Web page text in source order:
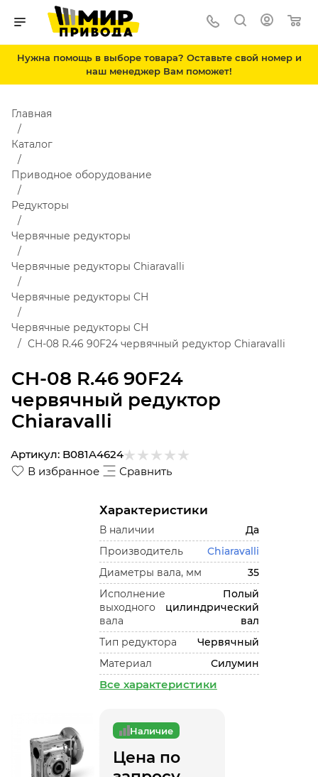
Нужна помощь в выборе товара? Оставьте свой номер и
наш менеджер Вам поможет!
CH-08 R.46 90F24
червячный редуктор
Chiaravalli
Главная
Каталог
Приводное оборудование
Редукторы
Червячные редукторы
Червячные редукторы Chiaravalli
Червячные редукторы CH
Червячные редукторы CH
CH-08 R.46 90F24 червячный редуктор Chiaravalli
В избранное Сравнить
Артикул: B081A4624
Характеристики
В наличии
Да
Производитель
Chiaravalli
Диаметры вала, мм
35
Исполнение
выходного
вала
Полый
цилиндрический
вал
Тип редуктора
Червячный
Материал
Силумин
Все характеристики
Наличие
Цена по